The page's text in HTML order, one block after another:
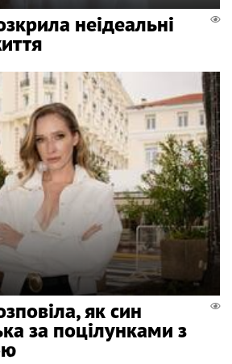
неідеальні
як син
за поцілунками з